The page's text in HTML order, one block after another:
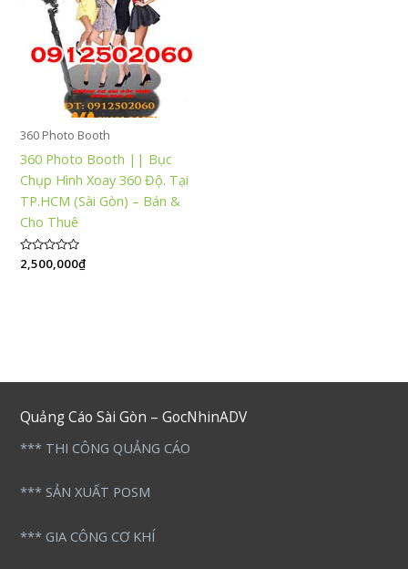
360 Photo Booth
360 Photo Booth || Bục
Chụp Hình Xoay 360 Độ. Tại
TP.HCM (Sài Gòn) – Bán &
Cho Thuê
Được
xếp
2,500,000₫
Quảng Cáo Sài Gòn – GocNhinADV
*** THI CÔNG QUẢNG CÁO
*** SẢN XUẤT POSM
*** GIA CÔNG CƠ KHÍ